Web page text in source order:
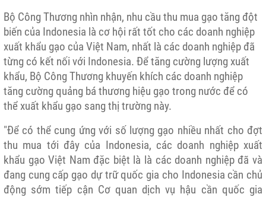
Bộ Công Thương nhìn nhận, nhu cầu thu mua gạo tăng đột
biến của Indonesia là cơ hội rất tốt cho các doanh nghiệp
xuất khẩu gạo của Việt Nam, nhất là các doanh nghiệp đã
từng có kết nối với Indonesia. Để tăng cường lượng xuất
khẩu, Bộ Công Thương khuyến khích các doanh nghiệp
tăng cường quảng bá thương hiệu gạo trong nước để có
thể xuất khẩu gạo sang thị trường này.
"Để có thể cung ứng với số lượng gạo nhiều nhất cho đợt
thu mua tới đây của Indonesia, các doanh nghiệp xuất
khẩu gạo Việt Nam đặc biệt là là các doanh nghiệp đã và
đang cung cấp gạo dự trữ quốc gia cho Indonesia cần chủ
động sớm tiếp cận Cơ quan dịch vụ hậu cần quốc gia